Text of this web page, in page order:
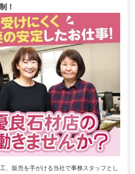
！
、販売を手がける当社で事務スタッフとし